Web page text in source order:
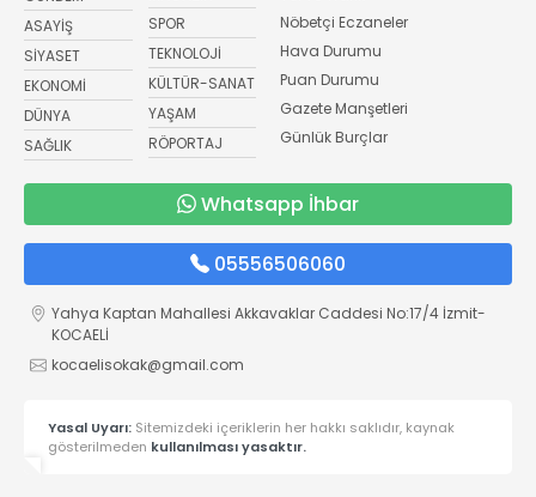
ASAYİŞ
SİYASET
EKONOMİ
DÜNYA
SAĞLIK
SPOR
TEKNOLOJİ
KÜLTÜR-SANAT
YAŞAM
RÖPORTAJ
Nöbetçi Eczaneler
Hava Durumu
Puan Durumu
Gazete Manşetleri
Günlük Burçlar
Whatsapp İhbar
05556506060
Yahya Kaptan Mahallesi Akkavaklar Caddesi No:17/4 İzmit-
KOCAELİ
kocaelisokak@gmail.com
Yasal Uyarı: Sitemizdeki içeriklerin her hakkı saklıdır, kaynak
gösterilmeden kullanılması yasaktır.